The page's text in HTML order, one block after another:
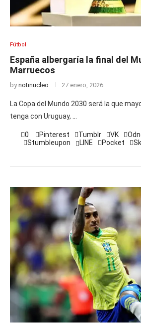
Fútbol
España albergaría la final del
Marruecos
bynotinucleo 27 enero, 2026
La Copa del Mundo 2030 será la que
tenga con Uruguay, …
0 Pinterest Tumblr VK
Stumbleupon
LINE Pocket